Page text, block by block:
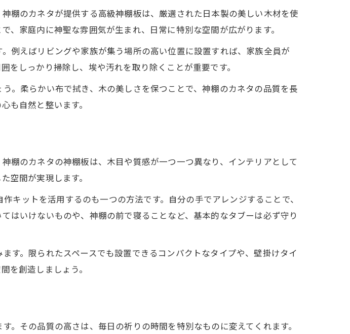
棚のカネタが提供する高級神棚板は、厳選された日本製の美しい木材を使
家庭内に神聖な雰囲気が生まれ、日常に特別な空間が広がります。
例えばリビングや家族が集う場所の高い位置に設置すれば、家族全員が
をしっかり掃除し、埃や汚れを取り除くことが重要です。
。柔らかい布で拭き、木の美しさを保つことで、神棚のカネタの品質を長
も自然と整います。
棚のカネタの神棚板は、木目や質感が一つ一つ異なり、インテリアとして
空間が実現します。
キットを活用するのも一つの方法です。自分の手でアレンジすることで、
はいけないものや、神棚の前で寝ることなど、基本的なタブーは必ず守り
す。限られたスペースでも設置できるコンパクトなタイプや、壁掛けタイ
を創造しましょう。
その品質の高さは、毎日の祈りの時間を特別なものに変えてくれます。